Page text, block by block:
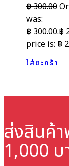
฿300.00
was:
฿ 300.00.฿
price is: ฿
ใส่ตะกร้า
ส่งสินค้
1,000 บ